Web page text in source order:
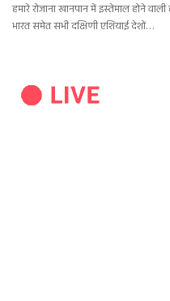
हमारे रोजाना खानपान में इस्तेमाल होने
भारत समेत सभी दक्षिणी एशियाई देशों…